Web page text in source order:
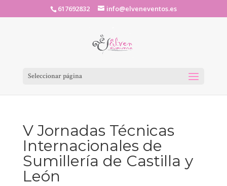
617692832 info@elveneventos.es
Seleccionar página
V Jornadas Técnicas
Internacionales de
Sumillería de Castilla y
León